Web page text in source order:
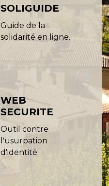
SOLIGUIDE
Guide de la
solidarité en ligne.
WEB
SECURITE
Outil contre
l'usurpation
d'identité.